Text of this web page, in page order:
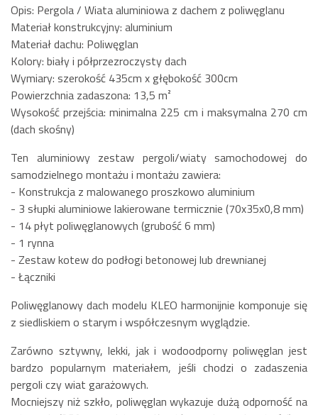
Opis: Pergola / Wiata aluminiowa z dachem z poliwęglanu
Materiał konstrukcyjny: aluminium
Materiał dachu: Poliwęglan
Kolory: biały i półprzezroczysty dach
Wymiary: szerokość 435cm x głębokość 300cm
Powierzchnia zadaszona: 13,5 m²
Wysokość przejścia: minimalna 225 cm i maksymalna 270 cm
(dach skośny)
Ten aluminiowy zestaw pergoli/wiaty samochodowej do
samodzielnego montażu i montażu zawiera:
- Konstrukcja z malowanego proszkowo aluminium
- 3 słupki aluminiowe lakierowane termicznie (70x35x0,8 mm)
- 14 płyt poliwęglanowych (grubość 6 mm)
- 1 rynna
- Zestaw kotew do podłogi betonowej lub drewnianej
- Łączniki
Poliwęglanowy dach modelu KLEO harmonijnie komponuje się
z siedliskiem o starym i współczesnym wyglądzie.
Zarówno sztywny, lekki, jak i wodoodporny poliwęglan jest
bardzo popularnym materiałem, jeśli chodzi o zadaszenia
pergoli czy wiat garażowych.
Mocniejszy niż szkło, poliwęglan wykazuje dużą odporność na